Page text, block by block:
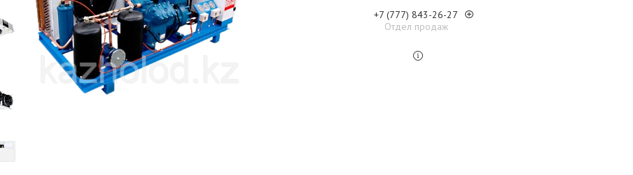
+7 (777) 843-26-27
Отдел продаж